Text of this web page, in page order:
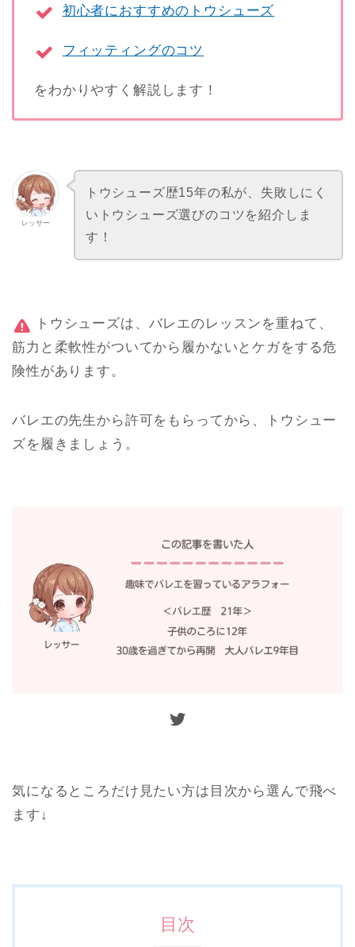
初心者におすすめのトウシューズ
フィッティングのコツ
をわかりやすく解説します！
レッサー
トウシューズ歴15年の私が、失敗しにく
いトウシューズ選びのコツを紹介しま
す！
トウシューズは、バレエのレッスンを重ねて、
筋力と柔軟性がついてから履かないとケガをする危
険性があります。
バレエの先生から許可をもらってから、トウシュー
ズを履きましょう。
Twitter
気になるところだけ見たい方は目次から選んで飛べ
ます↓
目次